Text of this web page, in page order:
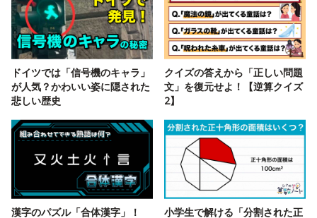
ドイツでは「信号機のキャラ」
が人気？かわいい姿に隠された
悲しい歴史
クイズの答えから「正しい問題
文」を復元せよ！【逆算クイズ
2】
漢字のパズル「合体漢字」！
小学生で解ける「分割された正